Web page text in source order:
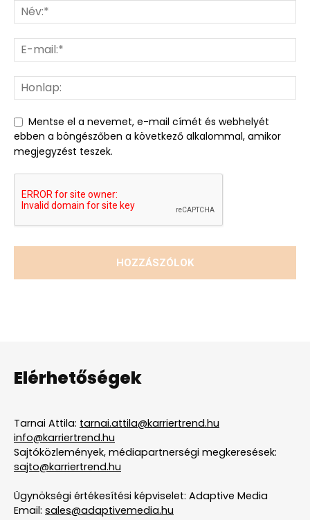
Mentse el a nevemet, e-mail címét és webhelyét
ebben a böngészőben a következő alkalommal, amikor
megjegyzést teszek.
Elérhetőségek
Tarnai Attila: tarnai.attila@karriertrend.hu
info@karriertrend.hu
Sajtóközlemények, médiapartnerségi megkeresések:
sajto@karriertrend.hu
Ügynökségi értékesítési képviselet: Adaptive Media
Email: sales@adaptivemedia.hu